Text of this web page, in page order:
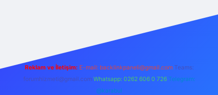
Reklam ve İletişim: E-mail: backlinkpaneli@gmail.com Teams:
forumhizmeti@gmail.com Whatsapp: 0262 606 0 726 Telegram:
@karabul